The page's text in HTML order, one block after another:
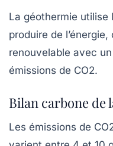
La géothermie utilise
produire de
renouvelable avec
émissions de CO2.
Bilan carbone de
Les émissions de